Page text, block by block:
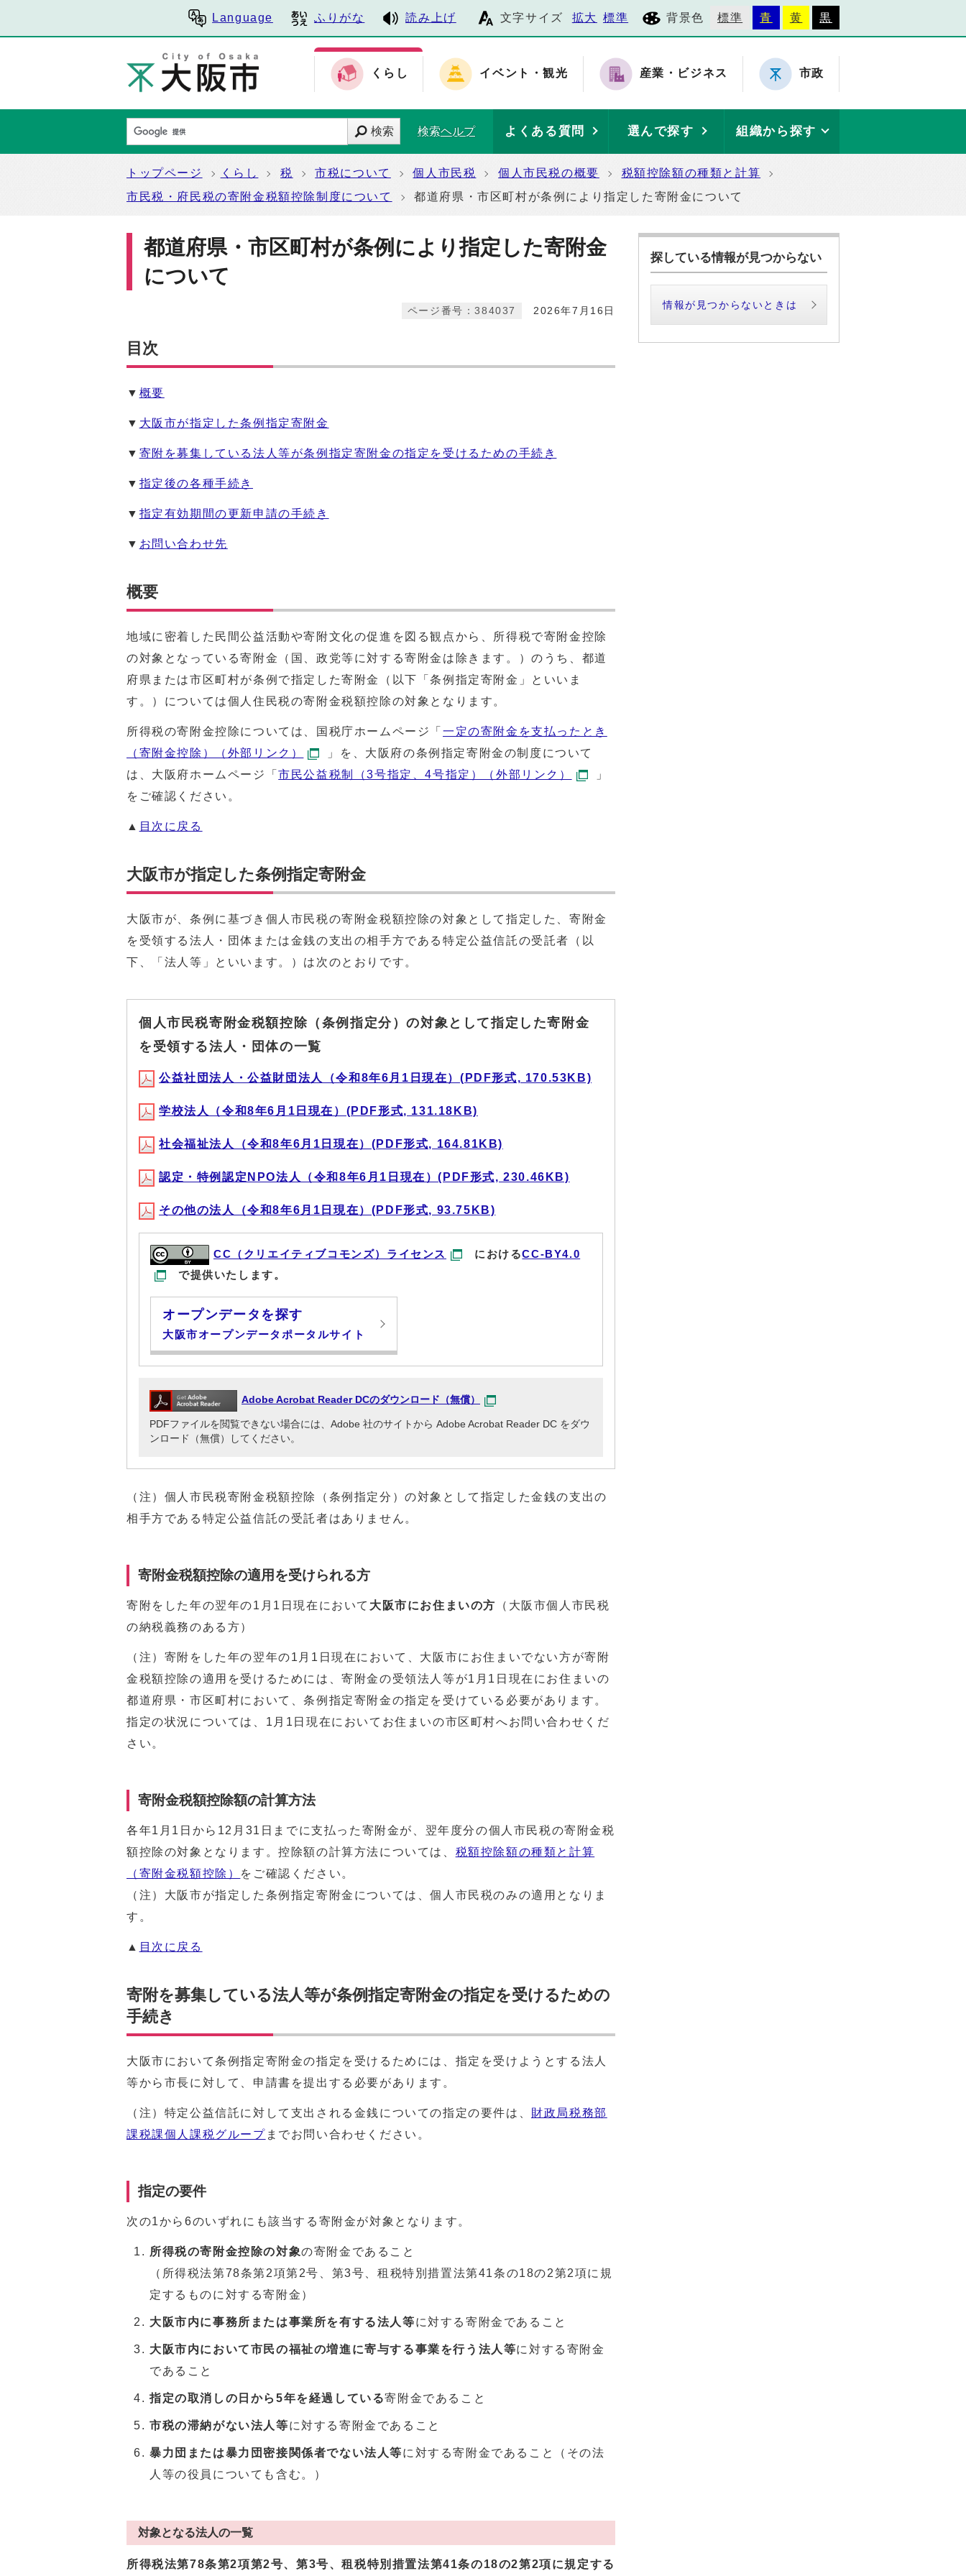
Language ふりがな 読み上げ 文字サイズ 拡大 標準 背景色 標準 青 黄 黒
くらし イベント・観光 産業・ビジネス 市政
検索 検索ヘルプ よくある質問 選んで探す 組織から探す
トップページ くらし 税 市税について 個人市民税 個人市民税の概要
税額控除額の種類と計算
市民税・府民税の寄附金税額控除制度について
都道府県・市区町村が条例により指定した寄附金について
都道府県・市区町村が条例により指定した寄附金
について
2026年7月16日
ページ番号：384037
目次
▼ 概要
▼ 大阪市が指定した条例指定寄附金
▼ 寄附を募集している法人等が条例指定寄附金の指定を受けるための手続き
▼ 指定後の各種手続き
▼ 指定有効期間の更新申請の手続き
▼ お問い合わせ先
概要
地域に密着した民間公益活動や寄附文化の促進を図る観点から、所得税で寄附金控除
の対象となっている寄附金（国、政党等に対する寄附金は除きます。）のうち、都道
府県または市区町村が条例で指定した寄附金（以下「条例指定寄附金」といいま
す。）については個人住民税の寄附金税額控除の対象となります。
所得税の寄附金控除については、国税庁ホームページ「 一定の寄附金を支払ったとき
（寄附金控除）（外部リンク）
」を、大阪府の条例指定寄附金の制度について
は、大阪府ホームページ「市民公益税制（3号指定、4号指定）（外部リンク）
」
をご確認ください。
▲ 目次に戻る
大阪市が指定した条例指定寄附金
大阪市が、条例に基づき個人市民税の寄附金税額控除の対象として指定した、寄附金
を受領する法人・団体または金銭の支出の相手方である特定公益信託の受託者（以
下、「法人等」といいます。）は次のとおりです。
個人市民税寄附金税額控除（条例指定分）の対象として指定した寄附金
を受領する法人・団体の一覧
公益社団法人・公益財団法人（令和8年6月1日現在）(PDF形式, 170.53KB)
学校法人（令和8年6月1日現在）(PDF形式, 131.18KB)
社会福祉法人（令和8年6月1日現在）(PDF形式, 164.81KB)
認定・特例認定NPO法人（令和8年6月1日現在）(PDF形式, 230.46KB)
その他の法人（令和8年6月1日現在）(PDF形式, 93.75KB)
CC（クリエイティブコモンズ）ライセンス におけるCC-BY4.0
で提供いたします。
オープンデータを探す
大阪市オープンデータポータルサイト
Adobe Acrobat Reader DCのダウンロード（無償）
PDFファイルを閲覧できない場合には、Adobe 社のサイトから Adobe Acrobat Reader DC をダウ
ンロード（無償）してください。
（注）個人市民税寄附金税額控除（条例指定分）の対象として指定した金銭の支出の
相手方である特定公益信託の受託者はありません。
寄附金税額控除の適用を受けられる方
寄附をした年の翌年の1月1日現在において 大阪市にお住まいの方
（大阪市個人市民税
の納税義務のある方）
（注）寄附をした年の翌年の1月1日現在において、大阪市にお住まいでない方が寄附
金税額控除の適用を受けるためには、寄附金の受領法人等が1月1日現在にお住まいの
都道府県・市区町村において、条例指定寄附金の指定を受けている必要があります。
指定の状況については、1月1日現在においてお住まいの市区町村へお問い合わせくだ
さい。
寄附金税額控除額の計算方法
各年1月1日から12月31日までに支払った寄附金が、翌年度分の個人市民税の寄附金税
額控除の対象となります。控除額の計算方法については、 税額控除額の種類と計算
（寄附金税額控除） をご確認ください。
（注）大阪市が指定した条例指定寄附金については、個人市民税のみの適用となりま
す。
▲ 目次に戻る
寄附を募集している法人等が条例指定寄附金の指定を受けるための
手続き
大阪市において条例指定寄附金の指定を受けるためには、指定を受けようとする法人
等から市長に対して、申請書を提出する必要があります。
（注）特定公益信託に対して支出される金銭についての指定の要件は、 財政局税務部
課税課個人課税グループ までお問い合わせください。
指定の要件
次の1から6のいずれにも該当する寄附金が対象となります。
所得税の寄附金控除の対象の寄附金であること
（所得税法第78条第2項第2号、第3号、租税特別措置法第41条の18の2第2項に規
定するものに対する寄附金）
大阪市内に事務所または事業所を有する法人等に対する寄附金であること
大阪市内において市民の福祉の増進に寄与する事業を行う法人等に対する寄附金
であること
指定の取消しの日から5年を経過している寄附金であること
市税の滞納がない法人等に対する寄附金であること
暴力団または暴力団密接関係者でない法人等に対する寄附金であること（その法
人等の役員についても含む。）
対象となる法人の一覧
所得税法第78条第2項第2号、第3号、租税特別措置法第41条の18の2第2項に規定する
探している情報が見つからない
情報が見つからないときは